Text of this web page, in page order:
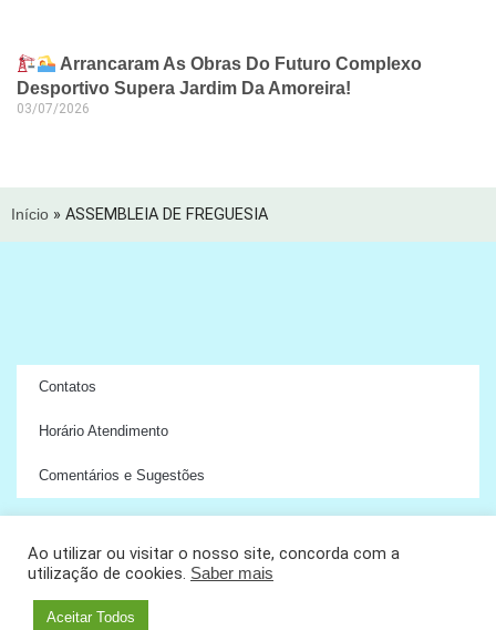
Arrancaram As Obras Do Futuro Complexo
Desportivo Supera Jardim Da Amoreira!
03/07/2026
Início » ASSEMBLEIA DE FREGUESIA
Contatos
Horário Atendimento
Comentários e Sugestões
Copyright © 2024 União das Freguesias de Ramada e Caneças
Ao utilizar ou visitar o nosso site, concorda com a
utilização de cookies. Saber mais
Aceitar Todos